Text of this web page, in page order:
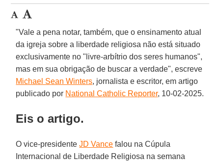
"Vale a pena notar, também, que o ensinamento atual
da igreja sobre a liberdade religiosa não está situado
exclusivamente no "livre-arbítrio dos seres humanos",
mas em sua obrigação de buscar a verdade", escreve
Michael Sean Winters, jornalista e escritor, em artigo
publicado por National Catholic Reporter, 10-02-2025.
Eis o artigo.
O vice-presidenteJD Vance falou na Cúpula
Internacional de Liberdade Religiosa na semana